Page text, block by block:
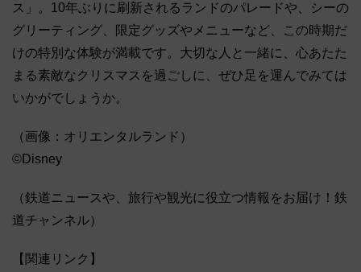
ス」。10年ぶりに刷新されるランドのパレードや、シーの
グリーティング、限定グッズやメニューなど、この時期だ
けの特別な体験が満載です。大切な人と一緒に、心あたた
まる素敵なクリスマスを過ごしに、ぜひ足を運んでみては
いかがでしょうか。
（画像：オリエンタルランド）
©Disney
（鉄道ニュースや、旅行や観光に役立つ情報をお届け！鉄
道チャンネル）
【関連リンク】